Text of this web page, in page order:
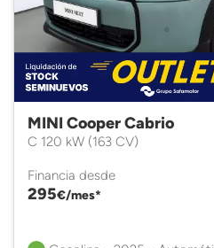
MINI Cooper Cabrio
C 120 kW (163 CV)
Financia desde
295€/mes*